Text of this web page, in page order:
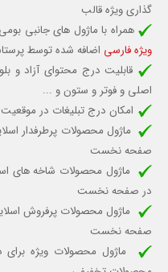
گذاری ویژه قالب
همراه با ماژول های جانبی
ویژه فارسی اضافه شده توسط
قابلیت درج محتوای آزاد و
اصلی و فوتر و ستون و ...
امکان درج تبلیغات در
ماژول محصولات پرطرفدار
صفحه نخست
ماژول محصولات شاخه های
در صفحه نخست
ماژول محصولات پرفروش
صفحه نخست
ماژول محصولات ویژه